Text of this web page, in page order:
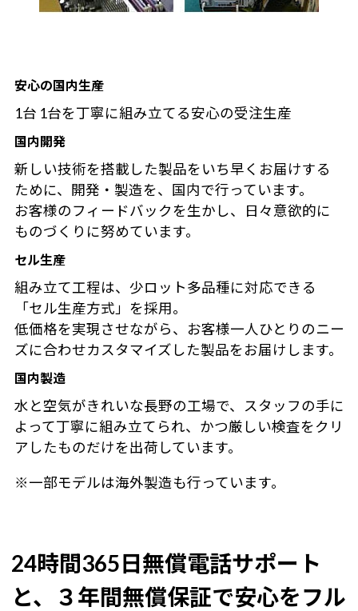
安心の国内生産
1台 1台を丁寧に組み立てる安心の受注生産
国内開発
新しい技術を搭載した製品をいち早くお届けする
ために、開発・製造を、国内で行っています。
お客様のフィードバックを生かし、日々意欲的に
ものづくりに努めています。
セル生産
組み立て工程は、少ロット多品種に対応できる
「セル生産方式」を採用。
低価格を実現させながら、お客様一人ひとりのニー
ズに合わせカスタマイズした製品をお届けします。
国内製造
水と空気がきれいな長野の工場で、スタッフの手に
よって丁寧に組み立てられ、かつ厳しい検査をクリ
アしたものだけを出荷しています。
※一部モデルは海外製造も行っています。
24時間365日無償電話サポート
と、３年間無償保証で安心をフル